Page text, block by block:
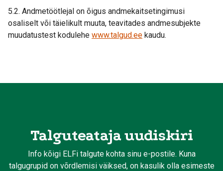
5.2. Andmetöötlejal on õigus andmekaitsetingimusi
osaliselt või täielikult muuta, teavitades andmesubjekte
muudatustest kodulehe www.talgud.ee kaudu.
Talguteataja uudiskiri
Info kõigi ELFi talgute kohta sinu e-postile. Kuna
talgugrupid on võrdlemisi väiksed, on kasulik olla esimeste